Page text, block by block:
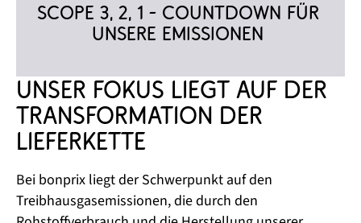
Scope 3, 2, 1 - Countdown für
unsere Emissionen
Unser Fokus liegt auf der
Transformation der
Lieferkette​
Bei bonprix liegt der Schwerpunkt auf den
Treibhausgasemissionen, die durch den